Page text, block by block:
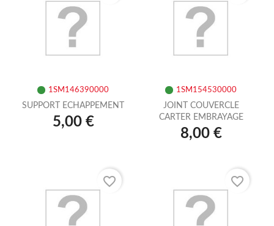
1SM146390000
SUPPORT ECHAPPEMENT
5,00 €
1SM154530000
JOINT COUVERCLE
CARTER EMBRAYAGE
8,00 €
favorite_border favorite_border